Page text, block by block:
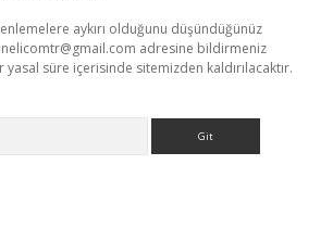
aykırı olduğunu düşündüğünüz
adresine bildirmeniz
süre içerisinde sitemizden kaldırılacaktır.